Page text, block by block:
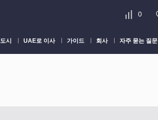
0
도시 UAE로 이사 가이드 회사 자주 묻는 질문